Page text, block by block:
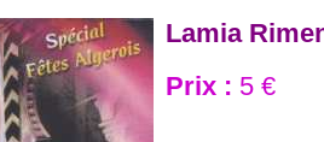
Lamia
Prix : 5 €